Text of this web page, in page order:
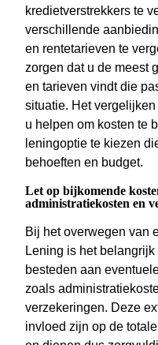
kredietverstrekkers te
verschillende
en rentetarieven te
zorgen dat u de meest
en tarieven vindt die
situatie. Het
u helpen om kosten te
leningoptie te kiezen
behoeften en budget.
Let op bijkomende
administratiekosten en
Bij het overwegen van
Lening is het
besteden aan
zoals
verzekeringen. Deze
invloed zijn op de